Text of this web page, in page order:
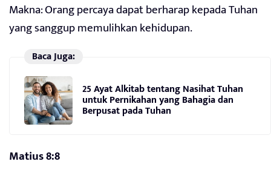
Makna: Orang percaya dapat berharap kepada Tuhan
yang sanggup memulihkan kehidupan.
Baca Juga:
25 Ayat Alkitab tentang Nasihat Tuhan
untuk Pernikahan yang Bahagia dan
Berpusat pada Tuhan
Matius 8:8